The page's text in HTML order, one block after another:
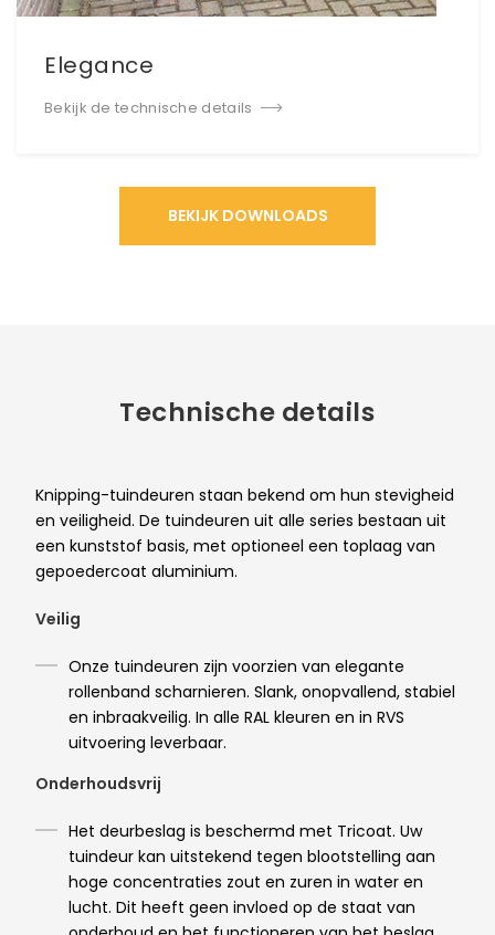
Elegance
Bekijk de technische details
BEKIJK DOWNLOADS
Technische details
Knipping-tuindeuren staan bekend om hun stevigheid
en veiligheid. De tuindeuren uit alle series bestaan uit
een kunststof basis, met optioneel een toplaag van
gepoedercoat aluminium.
Veilig
Onze tuindeuren zijn voorzien van elegante
rollenband scharnieren. Slank, onopvallend, stabiel
en inbraakveilig. In alle RAL kleuren en in RVS
uitvoering leverbaar.
Onderhoudsvrij
Het deurbeslag is beschermd met Tricoat. Uw
tuindeur kan uitstekend tegen blootstelling aan
hoge concentraties zout en zuren in water en
lucht. Dit heeft geen invloed op de staat van